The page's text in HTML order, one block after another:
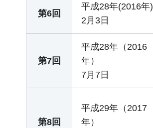
第6回
平成28年(2016年)
2月3日
第7回
平成28年（2016
年）
7月7日
第8回
平成29年（2017
年）